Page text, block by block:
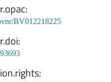
BV012218225